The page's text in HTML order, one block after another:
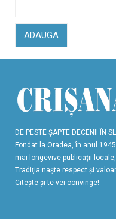
ADAUGA
DE PESTE ŞAPTE DECENII ÎN
Fondat la Oradea, în anul
mai longevive publicaţii
Tradiţia naşte respect şi
Citeşte şi te vei convinge!